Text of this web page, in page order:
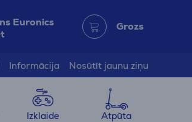
Euronics Grozs
Informācija Nosūtīt jaunu ziņu
Izklaide Atpūta